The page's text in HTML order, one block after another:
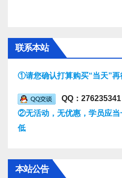
联系本站
①请您确认打算购买“当天”再
QQ：276235341
②无活动，无优惠，学员应当
低
本站公告